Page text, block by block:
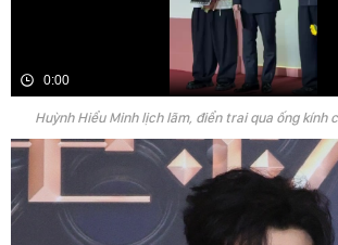
0:00
Huỳnh Hiểu Minh lịch lãm, điển trai qua ống kính